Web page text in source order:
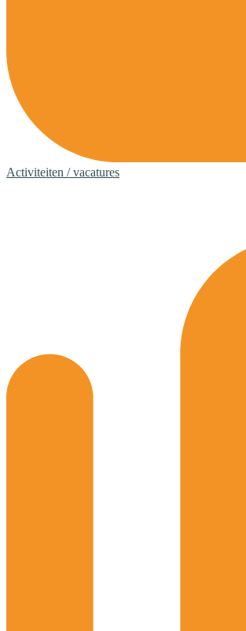
Activiteiten / vacatures